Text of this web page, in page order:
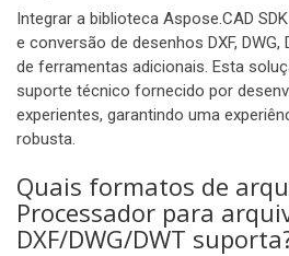
Integrar a biblioteca Aspose.CAD
e conversão de desenhos DXF,
de ferramentas adicionais. Esta
suporte técnico fornecido por
experientes, garantindo uma
robusta.
Quais formatos de
Processador para
DXF/DWG/DWT